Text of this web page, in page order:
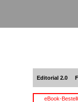
Editorial 2.0
eBook-